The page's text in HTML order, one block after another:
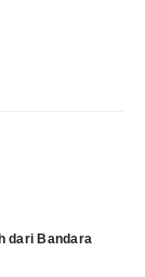
dari Bandara